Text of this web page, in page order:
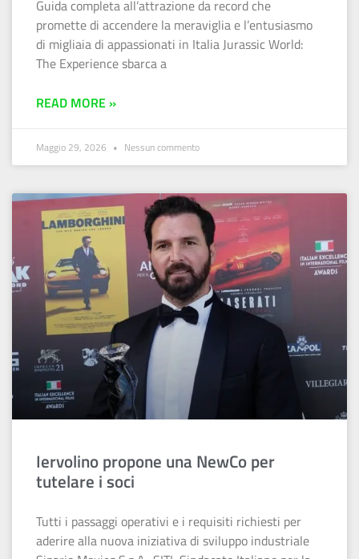
Guida completa all’attrazione da record che
promette di accendere la meraviglia e l’entusiasmo
di migliaia di appassionati in Italia Jurassic World:
The Experience sbarca a
READ MORE »
Maggio 29, 2026 Nessun commento
Iervolino propone una NewCo per
tutelare i soci
Tutti i passaggi operativi e i requisiti richiesti per
aderire alla nuova iniziativa di sviluppo industriale